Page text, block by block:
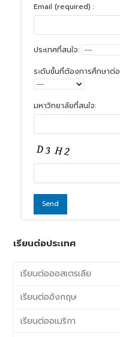
Email (required) :
ประเทศที่สนใจ:
ระดับชั้นที่ต้องการศึกษาต่อ
มหาวิทยาลัยที่สนใจ:
เรียนต่อประเทศ
เรียนต่อออสเตรเลีย
เรียนต่ออังกฤษ
เรียนต่ออเมริกา